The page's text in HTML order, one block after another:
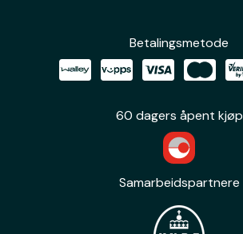
Betalingsmetode
60 dagers åpent kjøp
Samarbeidspartnere